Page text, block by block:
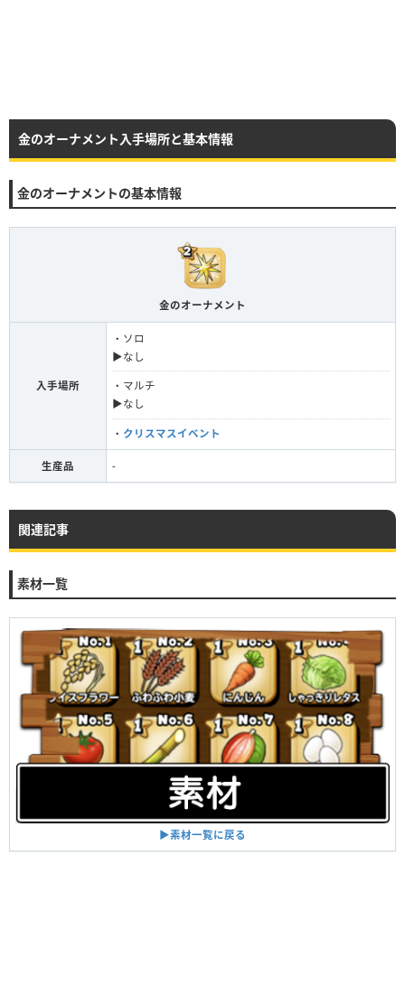
金のオーナメント入手場所と基本情報
金のオーナメントの基本情報
金のオーナメント
入手場所
・ソロ
▶︎なし
・マルチ
▶︎なし
・ クリスマスイベント
生産品 -
関連記事
素材一覧
▶︎素材一覧に戻る